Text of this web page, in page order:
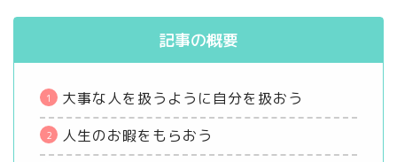
記事の概要
大事な人を扱うように自分を扱おう
人生のお暇をもらおう